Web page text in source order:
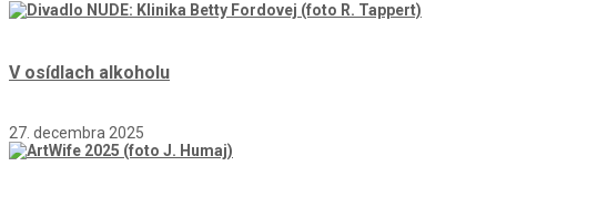
V osídlach alkoholu
27. decembra 2025